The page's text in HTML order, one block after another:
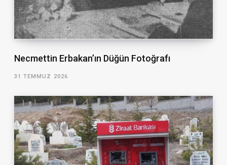
Necmettin Erbakan’ın Düğün Fotoğrafı
31 TEMMUZ 2026